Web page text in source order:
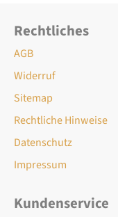
Rechtliches
AGB
Widerruf
Sitemap
Rechtliche Hinweise
Datenschutz
Impressum
Kundenservice